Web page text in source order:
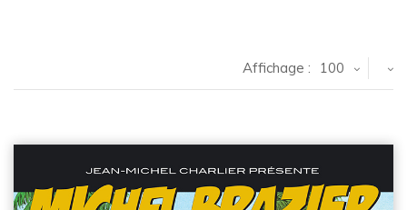
Affichage : 100